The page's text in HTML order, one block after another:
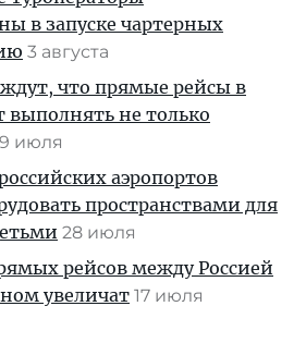
в запуске чартерных
3 августа
что прямые рейсы в
выполнять не только
июля
аэропортов
пространствами для
28 июля
рейсов между Россией
увеличат 17 июля